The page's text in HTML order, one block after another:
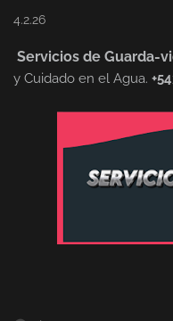
4.2.26
Servicios de Guarda-
y Cuidado en el Agua.